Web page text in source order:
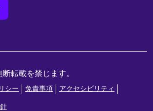
転載を禁じます。
シー 免責事項 アクセシビリティ